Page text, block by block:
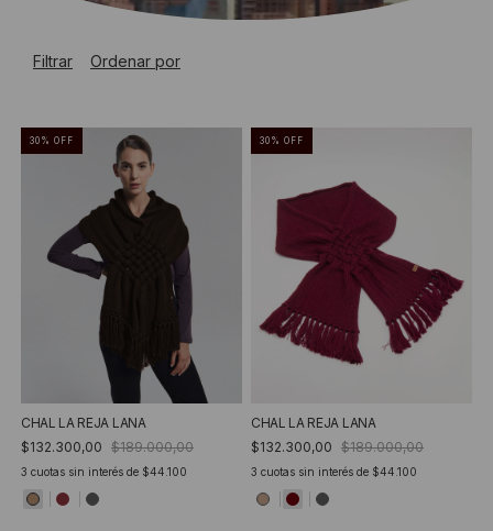
Filtrar Ordenar por
30 % OFF
CHAL LA REJA LANA
$132.300,00 $189.000,00
3 cuotas sin interés de $44.100
30 % OFF
CHAL LA REJA LANA
$132.300,00 $189.000,00
3 cuotas sin interés de $44.100